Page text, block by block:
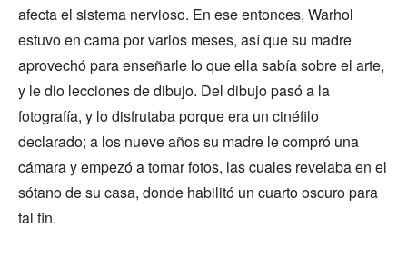
afecta el sistema nervioso. En ese entonces, Warhol
estuvo en cama por varios meses, así que su madre
aprovechó para enseñarle lo que ella sabía sobre el arte,
y le dio lecciones de dibujo. Del dibujo pasó a la
fotografía, y lo disfrutaba porque era un cinéfilo
declarado; a los nueve años su madre le compró una
cámara y empezó a tomar fotos, las cuales revelaba en el
sótano de su casa, donde habilitó un cuarto oscuro para
tal fin.